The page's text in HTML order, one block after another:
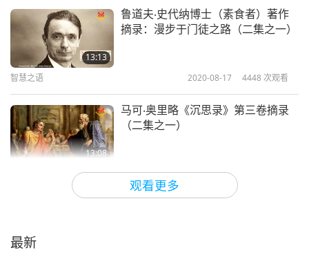
洁净；井泉之水变得洁净；海洋之水变得洁净；静水
之池变得洁净；一切圣洁的生灵，善灵所造之物都变
得洁净。」
观看更多
13:13
鲁道夫‧史代纳博士（素食者）著作
摘录：漫步于门徒之路（二集之一）
智慧之语 2020-08-17 4448 次观看
13:08
马可‧奥里略《沉思录》第三卷摘录
（二集之一）
2020-08-14
最新